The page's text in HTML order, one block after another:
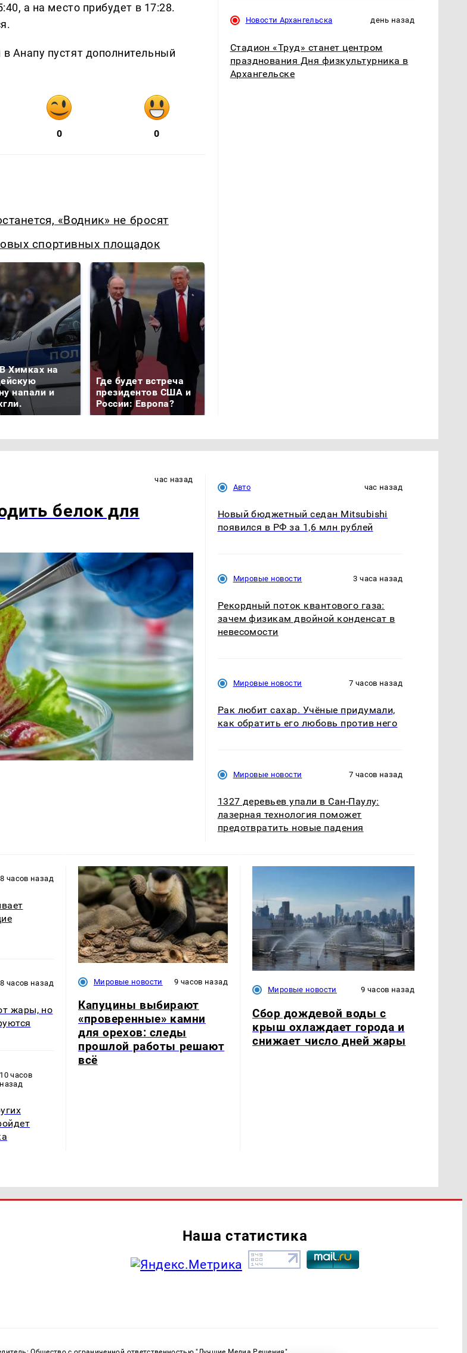
а на место прибудет в 17:28.
в Анапу пустят дополнительный
0 0
«Водник» не бросят
спортивных площадок
Химках на
напали и
Где будет встреча
президентов США и
России: Европа?
Новости Архангельска день назад
Стадион «Труд» станет центром
празднования Дня физкультурника в
Архангельске
час назад
белок для
Авто час назад
Новый бюджетный седан Mitsubishi
появился в РФ за 1,6 млн рублей
Мировые новости 3 часа назад
Рекордный поток квантового газа:
зачем физикам двойной конденсат в
невесомости
Мировые новости 7 часов назад
Рак любит сахар. Учёные придумали,
как обратить его любовь против него
Мировые новости 7 часов назад
1327 деревьев упали в Сан-Паулу:
лазерная технология поможет
предотвратить новые падения
8 часов назад
8 часов назад
жары, но
10 часов
назад
Мировые новости 9 часов назад
Капуцины выбирают
«проверенные» камни
для орехов: следы
прошлой работы решают
всё
Мировые новости 9 часов назад
Сбор дождевой воды с
крыш охлаждает города и
снижает число дней жары
Наша статистика